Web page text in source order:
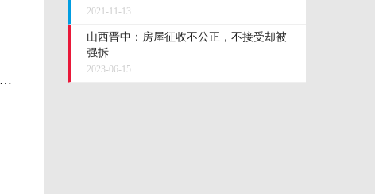
2021-11-13
山西晋中：房屋征收不公正，不接受却被
强拆
2023-06-15